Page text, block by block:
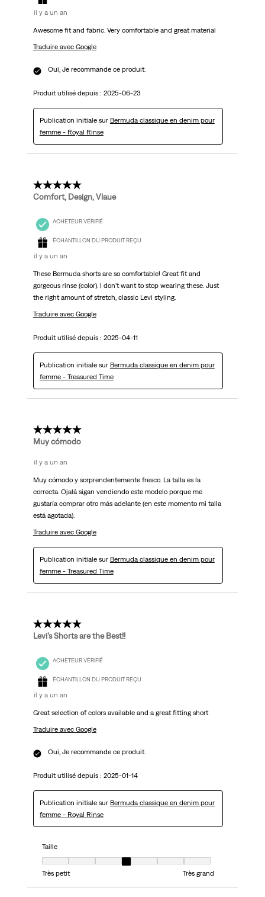
il y a un an
Awesome fit and fabric. Very comfortable and great material
Traduire avec Google
Oui, Je recommande ce produit.
Produit utilisé depuis : 2025-06-23
Publication initiale sur Bermuda classique en denim pour
femme - Royal Rinse
5 étoile(s) sur 5.
Comfort, Design, Vlaue
ACHETEUR VÉRIFIÉ
ÉCHANTILLON DU PRODUIT REÇU
il y a un an
These Bermuda shorts are so comfortable! Great fit and
gorgeous rinse (color). I don't want to stop wearing these. Just
the right amount of stretch, classic Levi styling.
Traduire avec Google
Produit utilisé depuis : 2025-04-11
Publication initiale sur Bermuda classique en denim pour
femme - Treasured Time
5 étoile(s) sur 5.
Muy cómodo
il y a un an
Muy cómodo y sorprendentemente fresco. La talla es la
correcta. Ojalá sigan vendiendo este modelo porque me
gustaría comprar otro más adelante (en este momento mi talla
está agotada).
Traduire avec Google
Publication initiale sur Bermuda classique en denim pour
femme - Treasured Time
5 étoile(s) sur 5.
Levi’s Shorts are the Best!!
ACHETEUR VÉRIFIÉ
ÉCHANTILLON DU PRODUIT REÇU
il y a un an
Great selection of colors available and a great fitting short
Traduire avec Google
Oui, Je recommande ce produit.
Produit utilisé depuis : 2025-01-14
Publication initiale sur Bermuda classique en denim pour
femme - Royal Rinse
Taille
Taille, 4 sur 7, où 1 est égal à Très petit et 7 est égal à Très grand
Très petit
Très grand